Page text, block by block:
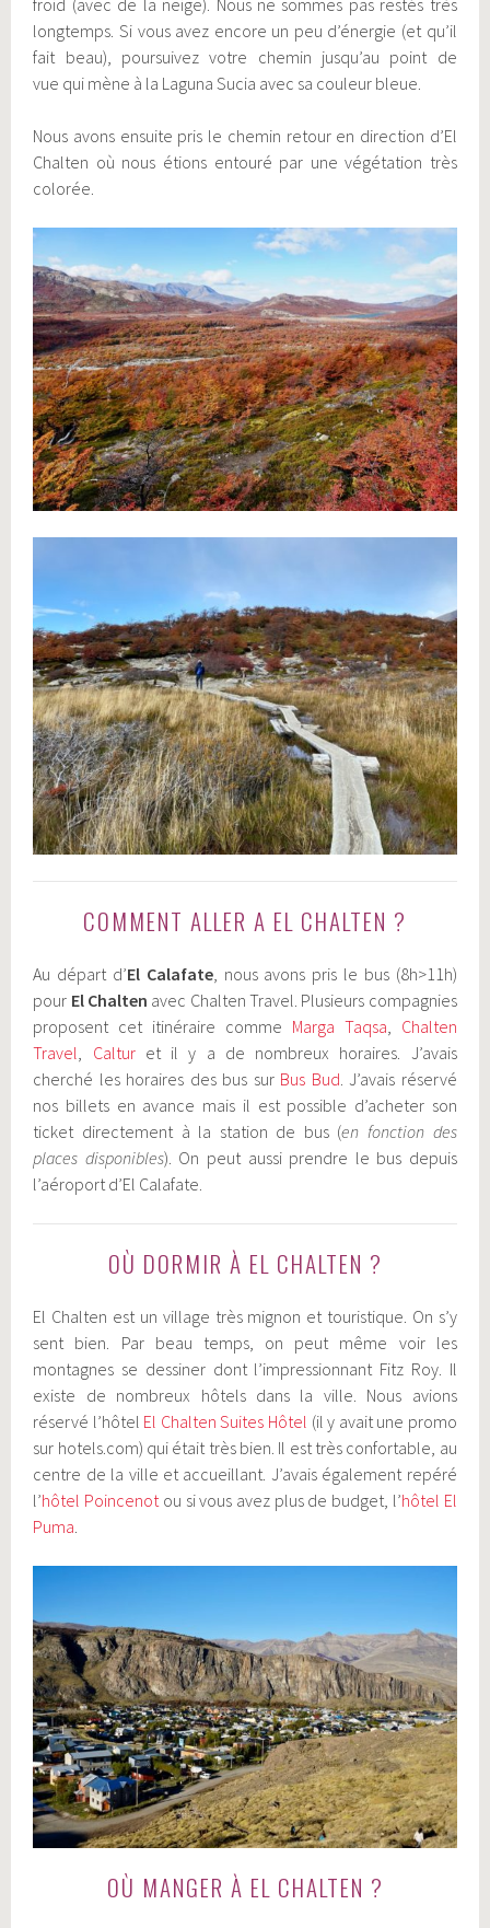
froid (avec de la neige). Nous ne sommes pas restés très
longtemps. Si vous avez encore un peu d’énergie (et qu’il
fait beau), poursuivez votre chemin jusqu’au point de
vue qui mène à la Laguna Sucia avec sa couleur bleue.
Nous avons ensuite pris le chemin retour en direction d’El
Chalten où nous étions entouré par une végétation très
colorée.
COMMENT ALLER A EL CHALTEN ?
Au départ d’El Calafate, nous avons pris le bus (8h>11h)
pour El Chalten avec Chalten Travel. Plusieurs compagnies
proposent cet itinéraire comme Marga Taqsa
Chalten
Travel
Calturet il y a de nombreux horaires. J’avais
cherché les horaires des bus sur Bus Bud . J’avais réservé
nos billets en avance mais il est possible d’acheter son
ticket directement à la station de bus (en fonction des
places disponibles). On peut aussi prendre le bus depuis
l’aéroport d’El Calafate.
OÙ DORMIR À EL CHALTEN ?
El Chalten est un village très mignon et touristique. On s’y
sent bien. Par beau temps, on peut même voir les
montagnes se dessiner dont l’impressionnant Fitz Roy. Il
existe de nombreux hôtels dans la ville. Nous avions
réservé l’hôtel El Chalten Suites Hôtel (il y avait une promo
sur hotels.com) qui était très bien. Il est très confortable, au
centre de la ville et accueillant. J’avais également repéré
l’hôtel Poincenot ou si vous avez plus de budget, l’hôtel El
Puma
OÙ MANGER À EL CHALTEN ?